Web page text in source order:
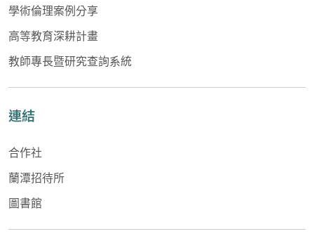
學術倫理案例分享
高等教育深耕計畫
教師專長暨研究查詢系統
連結
合作社
蘭潭招待所
圖書館